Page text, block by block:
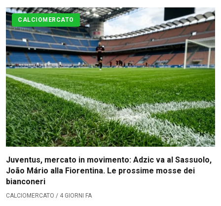
CALCIOMERCATO
Juventus, mercato in movimento: Adzic va al Sassuolo,
João Mário alla Fiorentina. Le prossime mosse dei
bianconeri
CALCIOMERCATO / 4 GIORNI FA